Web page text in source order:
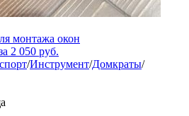
монтажа окон
2 050 руб.
/Инструмент/Домкраты/